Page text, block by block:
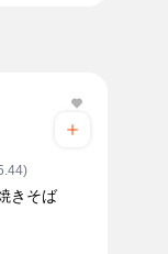
きそば